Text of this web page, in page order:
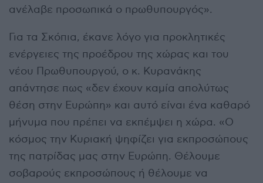
ανέλαβε προσωπικά ο πρωθυπουργός».
Για τα Σκόπια, έκανε λόγο για προκλητικές
ενέργειες της προέδρου της χώρας και του
νέου Πρωθυπουργού, ο κ. Κυρανάκης
απάντησε πως «δεν έχουν καμία απολύτως
θέση στην Ευρώπη» και αυτό είναι ένα καθαρό
μήνυμα που πρέπει να εκπέμψει η χώρα. «Ο
κόσμος την Κυριακή ψηφίζει για εκπροσώπους
της πατρίδας μας στην Ευρώπη. Θέλουμε
σοβαρούς εκπροσώπους ή θέλουμε να